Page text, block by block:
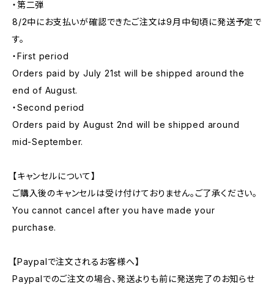
・第二弾
8/2中にお支払いが確認できたご注文は9月中旬頃に発送予定で
す。
・First period
Orders paid by July 21st will be shipped around the
end of August.
・Second period
Orders paid by August 2nd will be shipped around
mid-September.
【キャンセルについて】
ご購入後のキャンセルは受け付けておりません。ご了承ください。
You cannot cancel after you have made your
purchase.
【Paypalで注文されるお客様へ】
Paypalでのご注文の場合、発送よりも前に発送完了のお知らせ